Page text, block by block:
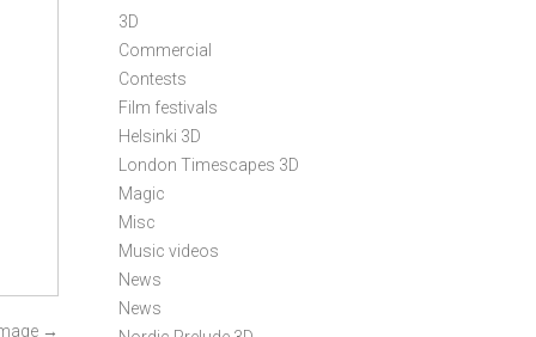
→
3D
Commercial
Contests
Film festivals
Helsinki 3D
London Timescapes 3D
Magic
Misc
Music videos
News
News